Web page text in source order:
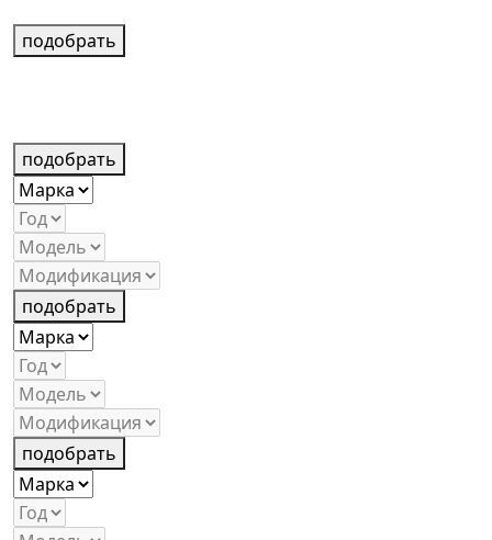
подобрать
подобрать
подобрать
подобрать